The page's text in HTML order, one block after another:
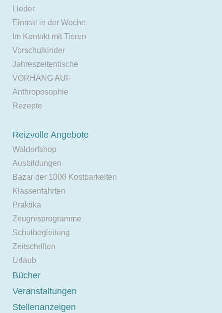
Lieder
Einmal in der Woche
Im Kontakt mit Tieren
Vorschulkinder
Jahreszeitentische
VORHANG AUF
Anthroposophie
Rezepte
Reizvolle Angebote
Waldorfshop
Ausbildungen
Bazar der 1000 Kostbarkeiten
Klassenfahrten
Praktika
Zeugnisprogramme
Schulbegleitung
Zeitschriften
Urlaub
Bücher
Veranstaltungen
Stellenanzeigen